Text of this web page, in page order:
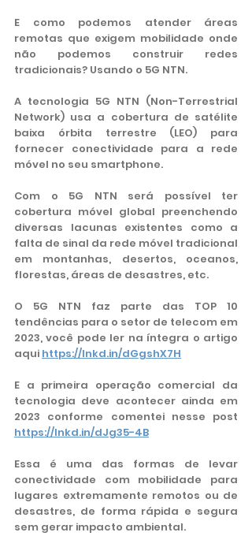
E como podemos atender áreas
remotas que exigem mobilidade onde
não podemos construir redes
tradicionais? Usando o 5G NTN.
A tecnologia 5G NTN (Non-Terrestrial
Network) usa a cobertura de satélite
baixa órbita terrestre (LEO) para
fornecer conectividade para a rede
móvel no seu smartphone.
Com o 5G NTN será possível ter
cobertura móvel global preenchendo
diversas lacunas existentes como a
falta de sinal da rede móvel tradicional
em montanhas, desertos, oceanos,
florestas, áreas de desastres, etc.
O 5G NTN faz parte das TOP 10
tendências para o setor de telecom em
2023, você pode ler na íntegra o artigo
aqui https://lnkd.in/dGgshX7H
E a primeira operação comercial da
tecnologia deve acontecer ainda em
https://lnkd.in/dJg35-4B
Essa é uma das formas de levar
conectividade com mobilidade para
lugares extremamente remotos ou de
desastres, de forma rápida e segura
sem gerar impacto ambiental.